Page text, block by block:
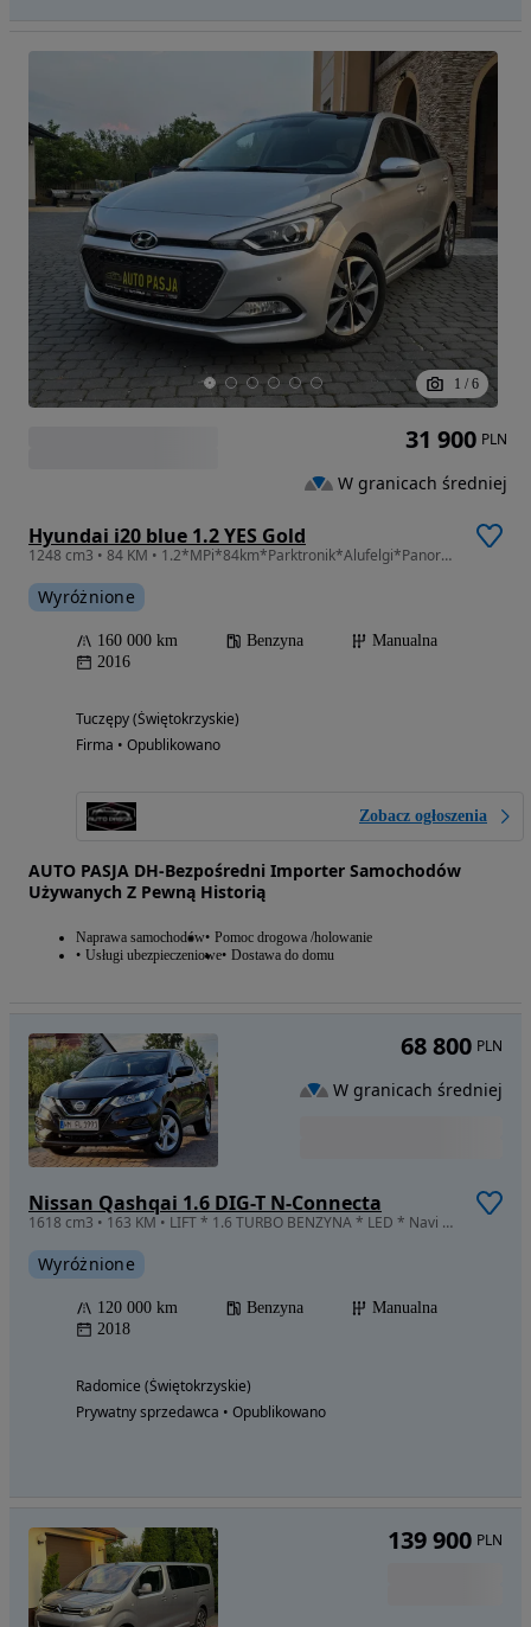
1 / 6
Hyundai i20 blue 1.2 YES Gold
1248 cm3 • 84 KM • 1.2*MPi*84km*Parktronik*Alufelgi*Panorama*Tempomat*ZADBANY
Wyróżnione
160 000 km Benzyna
Manualna
2016
Tuczępy (Świętokrzyskie)
Firma • Opublikowano
Zobacz ogłoszenia
AUTO PASJA DH-Bezpośredni Importer Samochodów
Używanych Z Pewną Historią
Naprawa samochodów Pomoc drogowa /holowanie
Usługi ubezpieczeniowe Dostawa do domu
31 900 PLN
W granicach średniej
Nissan Qashqai 1.6 DIG-T N-Connecta
1618 cm3 • 163 KM • LIFT * 1.6 TURBO BENZYNA * LED * Navi * KAMERA * Niemcy
Wyróżnione
120 000 km Benzyna
Manualna
2018
Radomice (Świętokrzyskie)
Prywatny sprzedawca • Opublikowano
68 800 PLN
W granicach średniej
139 900 PLN